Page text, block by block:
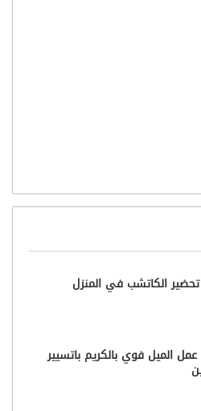
الكاتشب في المنزل
الميل فوي بالكريم باتسيير